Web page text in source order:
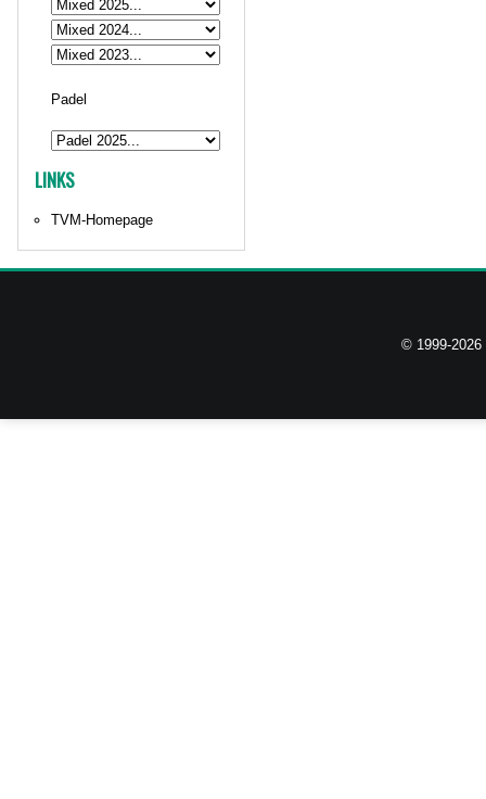
Padel
LINKS
TVM-Homepage
© 1999-2026